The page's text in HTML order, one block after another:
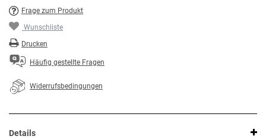
Frage zum Produkt
Wunschliste
Drucken
Häufig gestellte Fragen
Widerrufsbedingungen
Details